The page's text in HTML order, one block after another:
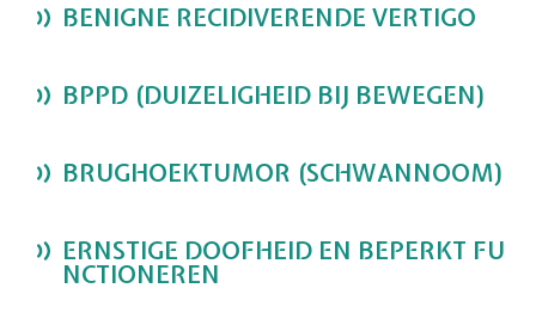
BENIGNE RECIDIVERENDE VERTIGO
BPPD (DUIZELIGHEID BIJ BEWEGEN)
BRUGHOEKTUMOR (SCHWANNOOM)
ERNSTIGE DOOFHEID EN BEPERKT FU
NCTIONEREN